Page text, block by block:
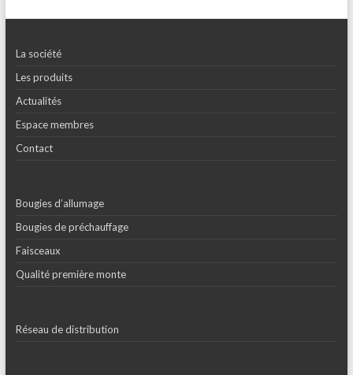
La société
Les produits
Actualités
Espace membres
Contact
Bougies d’allumage
Bougies de préchauffage
Faisceaux
Qualité première monte
Réseau de distribution